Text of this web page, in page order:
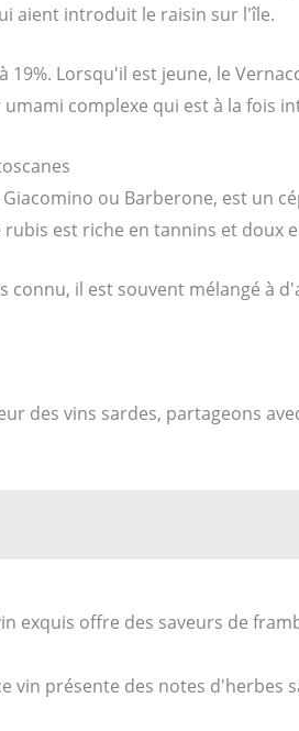
aient introduit le raisin sur l'île.
19%. Lorsqu'il est jeune, le
complexe qui est à la fois
ou Barberone, est un
est riche en tannins et doux
connu, il est souvent mélangé à
des vins sardes, partageons
exquis offre des saveurs de
vin présente des notes d'herbes